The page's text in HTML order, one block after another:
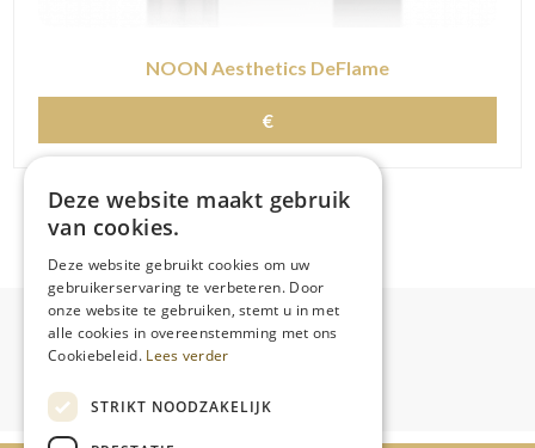
NOON Aesthetics DeFlame
€
Deze website maakt gebruik
van cookies.
Deze website gebruikt cookies om uw
gebruikerservaring te verbeteren. Door
onze website te gebruiken, stemt u in met
alle cookies in overeenstemming met ons
Cookiebeleid. Lees verder
STRIKT NOODZAKELIJK